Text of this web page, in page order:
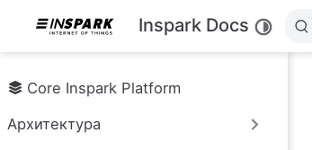
Перейти к основному содержанию
Inspark Docs
Core Inspark Platform
Архитектура